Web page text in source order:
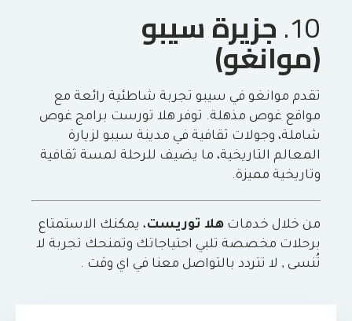
10. جزيرة سيبو
(موانغو)
تقدم موانغو في سيبو تجربة شاطئية رائعة مع
مواقع غوص مذهلة. توفر هلا تورست برامج غوص
شاملة، وجولات ثقافية في مدينة سيبو لزيارة
المعالم التاريخية، ما يضيف للرحلة لمسة ثقافية
وتاريخية مميزة.
من خلال خدمات هلا توريست، يمكنك الاستمتاع
برحلات مخصصة تلبي احتياجاتك وتمنحك تجربة لا
تُنسى , لا تتردد بالتواصل معنا في اي وقت .